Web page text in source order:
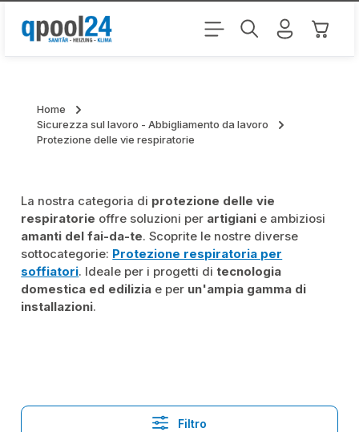
Passa al contenuto principale Il
Home
Sicurezza sul lavoro - Abbigliamento da lavoro
Protezione delle vie respiratorie
La nostra categoria di protezione delle vie
respiratorie offre soluzioni per artigiani e ambiziosi
amanti del fai-da-te. Scoprite le nostre diverse
sottocategorie: Protezione respiratoria per
soffiatori. Ideale per i progetti di tecnologia
domestica ed edilizia e per un'ampia gamma di
installazioni.
Filtro